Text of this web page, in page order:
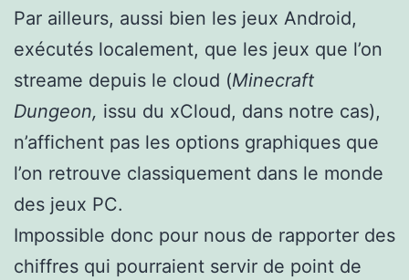
Par ailleurs, aussi bien les jeux Android,
exécutés localement, que les jeux que l’on
streame depuis le cloud (Minecraft
Dungeon, issu du xCloud, dans notre cas),
n’affichent pas les options graphiques que
l’on retrouve classiquement dans le monde
des jeux PC.
Impossible donc pour nous de rapporter des
chiffres qui pourraient servir de point de